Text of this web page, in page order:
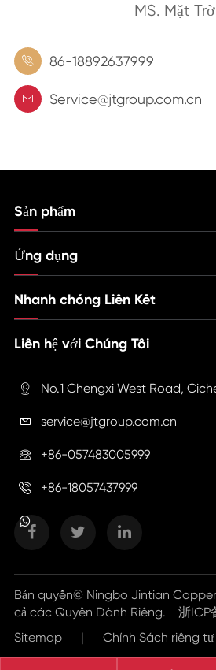
MS. Mặt
 86-18892637999
 Service@jtgroup.com.cn
Sản phẩm
Ứng dụng
Nhanh chóng Liên Kết
Liên hệ với Chúng Tôi
 No.1 Chengxi West Road,
 service@jtgroup.com.cn
 +86-057483005999
 +86-18057437999
Bản quyền© Ningbo Jintian
cả các Quyền Dành Riêng. 浙ICP
Sitemap
| Chính Sách riêng tư